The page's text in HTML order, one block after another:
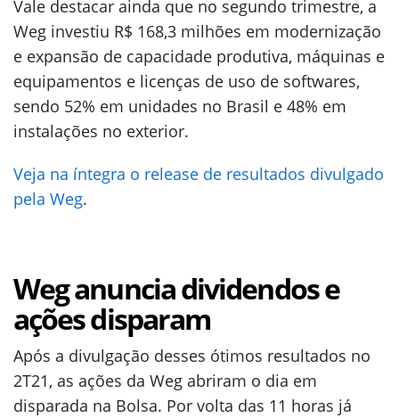
Vale destacar ainda que no segundo trimestre, a
Weg investiu R$ 168,3 milhões em modernização
e expansão de capacidade produtiva, máquinas e
equipamentos e licenças de uso de softwares,
sendo 52% em unidades no Brasil e 48% em
instalações no exterior.
Veja na íntegra o release de resultados divulgado
pela Weg.
Weg anuncia dividendos e
ações disparam
Após a divulgação desses ótimos resultados no
2T21, as ações da Weg abriram o dia em
disparada na Bolsa. Por volta das 11 horas já